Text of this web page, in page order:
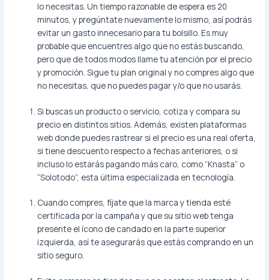
lo necesitas. Un tiempo razonable de espera es 20
minutos, y pregúntate nuevamente lo mismo, así podrás
evitar un gasto innecesario para tu bolsillo. Es muy
probable que encuentres algo que no estás buscando,
pero que de todos modos llame tu atención por el precio
y promoción. Sigue tu plan original y no compres algo que
no necesitas, que no puedes pagar y/o que no usarás.
Si buscas un producto o servicio, cotiza y compara su
precio en distintos sitios. Además, existen plataformas
web donde puedes rastrear si el precio es una real oferta,
si tiene descuento respecto a fechas anteriores, o si
incluso lo estarás pagando más caro, como “Knasta” o
“Solotodo”, esta última especializada en tecnología.
Cuando compres, fíjate que la marca y tienda esté
certificada por la campaña y que su sitio web tenga
presente el ícono de candado en la parte superior
izquierda, así te asegurarás que estás comprando en un
sitio seguro.